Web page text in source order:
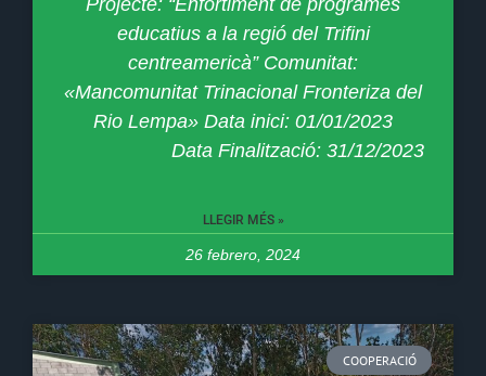
Projecte: “Enfortiment de programes
educatius a la regió del Trifini
centreamericà” Comunitat:
«Mancomunitat Trinacional Fronteriza del
Rio Lempa» Data inici: 01/01/2023
Data Finalització: 31/12/2023
LLEGIR MÉS »
26 febrero, 2024
COOPERACIÓ